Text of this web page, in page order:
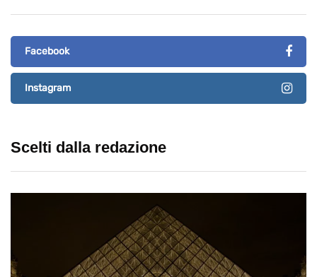
Facebook
Instagram
Scelti dalla redazione